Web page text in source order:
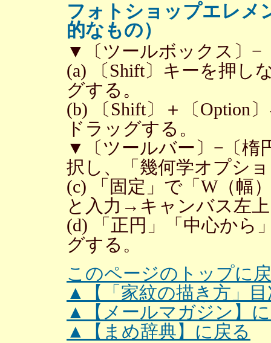
フォトショップエレメ
的なもの）
▼〔ツールボックス〕−
(a) 〔Shift〕キーを押し
グする。
(b) 〔Shift〕＋〔Option
ドラッグする。
▼〔ツールバー〕−〔楕
択し、「幾何学オプシ
(c) 「固定」で「W（幅
と入力→キャンバス左
(d) 「正円」「中心から
グする。
このページのトップに
▲【「家紋の描き方」
▲【メールマガジン】
▲【まめ辞典】に戻る